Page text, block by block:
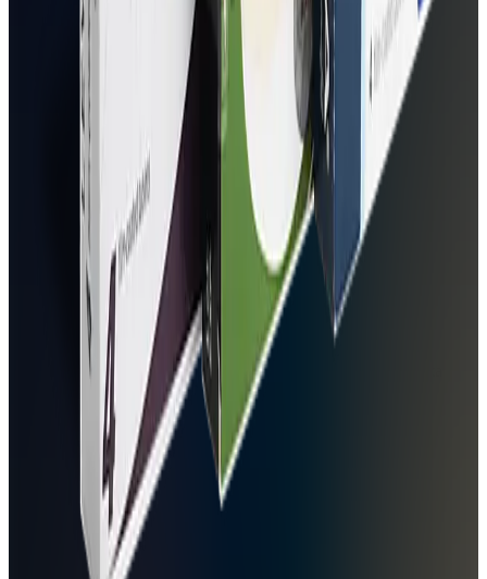
Möjlighet att jämföra tre behandlingar och hitta den bästa